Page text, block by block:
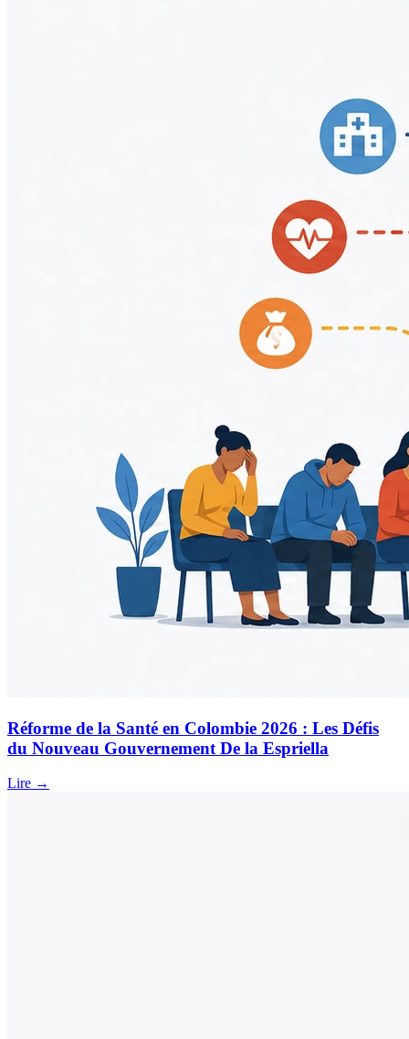
Réforme de la Santé en Colombie 2026 : Les Défis
du Nouveau Gouvernement De la Espriella
Lire →